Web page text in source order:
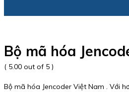
Bộ mã hóa
( 5.00 out of 5 )
Bộ mã hóa Jencoder Việt Nam . Với